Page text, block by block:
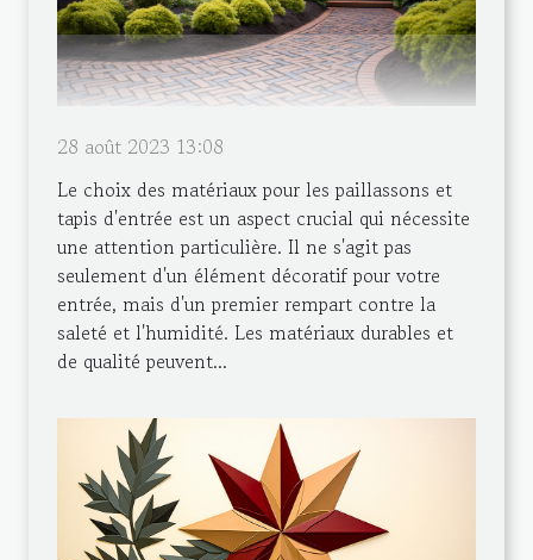
28 août 2023 13:08
Le choix des matériaux pour les paillassons et
tapis d'entrée est un aspect crucial qui nécessite
une attention particulière. Il ne s'agit pas
seulement d'un élément décoratif pour votre
entrée, mais d'un premier rempart contre la
saleté et l'humidité. Les matériaux durables et
de qualité peuvent...